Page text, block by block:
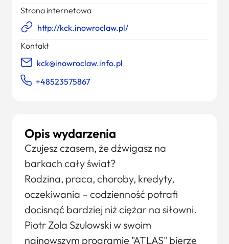
Opis wydarzenia
Czujesz czasem, że dźwigasz na
barkach cały świat?
Rodzina, praca, choroby, kredyty,
oczekiwania – codzienność potrafi
docisnąć bardziej niż ciężar na siłowni.
Piotr Zola Szulowski w swoim
najnowszym programie "ATLAS" bierze
Strona internetowa
http://kck.inowroclaw.pl/
Kontakt
kck@inowroclaw.info.pl
+48523575867